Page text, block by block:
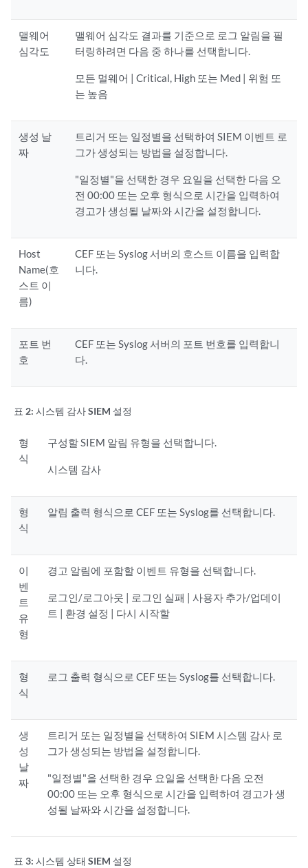
맬웨어
심각도
맬웨어 심각도 결과를 기준으로 로그 알림을 필
터링하려면 다음 중 하나를 선택합니다.
모든 멀웨어 | Critical, High 또는 Med | 위험 또
는 높음
생성 날
짜
트리거 또는 일정별을 선택하여 SIEM 이벤트 로
그가 생성되는 방법을 설정합니다.
"일정별"을 선택한 경우 요일을 선택한 다음 오
전 00:00 또는 오후 형식으로 시간을 입력하여
경고가 생성될 날짜와 시간을 설정합니다.
Host
Name(호
스트 이
름)
CEF 또는 Syslog 서버의 호스트 이름을 입력합
니다.
포트 번
호
CEF 또는 Syslog 서버의 포트 번호를 입력합니
다.
표 2: 시스템 감사 SIEM 설정
형
식
구성할 SIEM 알림 유형을 선택합니다.
시스템 감사
형
식
알림 출력 형식으로 CEF 또는 Syslog를 선택합니다.
이
벤
트
유
형
경고 알림에 포함할 이벤트 유형을 선택합니다.
로그인/로그아웃 | 로그인 실패 | 사용자 추가/업데이
트 | 환경 설정 | 다시 시작할
형
식
로그 출력 형식으로 CEF 또는 Syslog를 선택합니다.
생
성
날
짜
트리거 또는 일정별을 선택하여 SIEM 시스템 감사 로
그가 생성되는 방법을 설정합니다.
"일정별"을 선택한 경우 요일을 선택한 다음 오전
00:00 또는 오후 형식으로 시간을 입력하여 경고가 생
성될 날짜와 시간을 설정합니다.
표 3: 시스템 상태 SIEM 설정